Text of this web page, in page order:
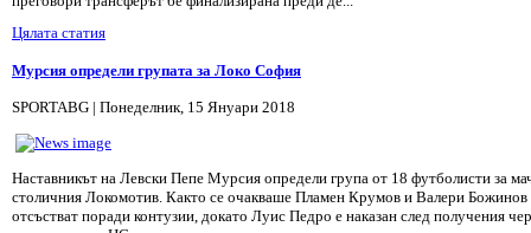
Цялата статия
Мурсия определи групата за Локо София
SPORTABG | Понеделник, 15 Януари 2018
Наставникът на Левски Пепе Мурсия определи група от 18 футболисти за
столичния Локомотив. Както се очакваше Пламен Крумов и Валери Божинов
отсъстват поради контузии, докато Луис Педро е наказан след получения